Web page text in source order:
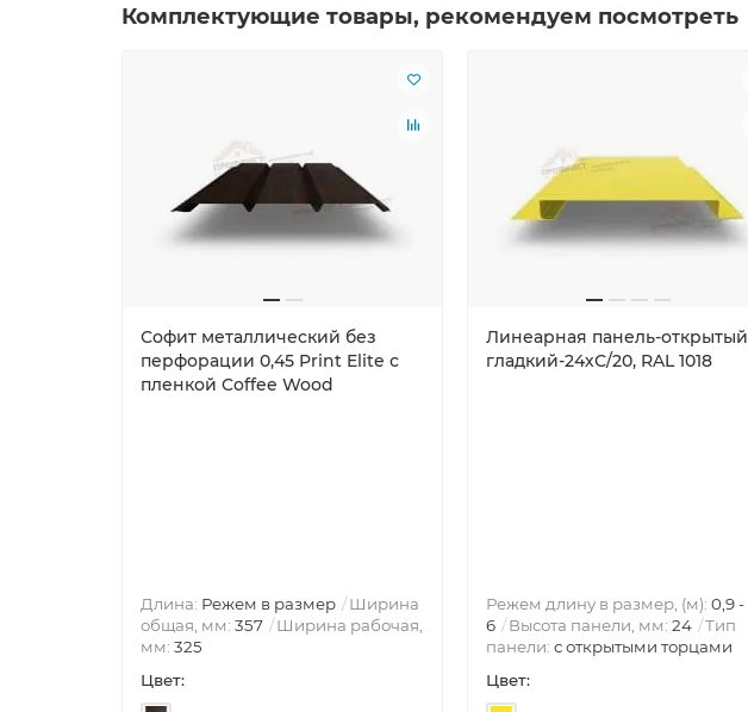
Комплектующие товары, рекомендуем посмотреть
Софит металлический без
перфорации 0,45 Print Elite с
пленкой Coffee Wood
Длина: Режем в размер
Ширина
общая, мм: 357
Ширина рабочая,
мм: 325
Цвет:
Линеарная панель-открытый
гладкий-24хС/20, RAL 1018
Режем длину в размер, (м): 0,9 -
6
Высота панели, мм: 24
Тип
панели: с открытыми торцами
Цвет: